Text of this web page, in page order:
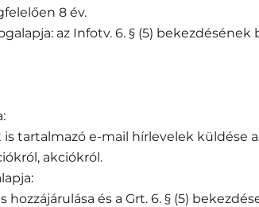
8 év.
az Infotv. 6. § (5) bekezdésének
tartalmazó e-mail hírlevelek küldése
akciókról.
és a Grt. 6. § (5)